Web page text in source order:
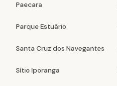
Paecara
Parque Estuário
Santa Cruz dos Navegantes
Sítio Iporanga